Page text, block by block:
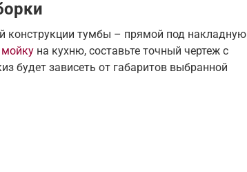
конструкции тумбы – прямой под накладную
мойку на кухню, составьте точный чертеж с
будет зависеть от габаритов выбранной